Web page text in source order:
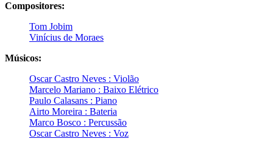
Compositores:
Tom Jobim
Vinícius de Moraes
Músicos:
Oscar Castro Neves : Violão
Marcelo Mariano : Baixo Elétrico
Paulo Calasans : Piano
Airto Moreira : Bateria
Marco Bosco : Percussão
Oscar Castro Neves : Voz